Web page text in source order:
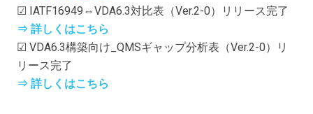
☑ IATF16949⇔VDA6.3対比表（Ver.2-0）リリース完了
⇒ 詳しくはこちら
☑ VDA6.3構築向け_QMSギャップ分析表（Ver.2-0）リ
リース完了
⇒ 詳しくはこちら